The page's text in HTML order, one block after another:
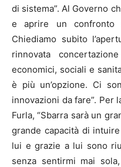
di sistema”. Al Governo
e aprire un confronto
Chiediamo subito
rinnovata
economici, sociali e
è più un’opzione. Ci
innovazioni da fare”. Per
Furla, “Sbarra sarà un
grande capacità di
lui e grazie a lui sono
senza sentirmi mai